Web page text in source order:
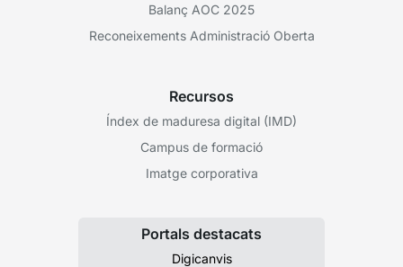
Balanç AOC 2025
Reconeixements Administració Oberta
Recursos
Índex de maduresa digital (IMD)
Campus de formació
Imatge corporativa
Portals destacats
Digicanvis